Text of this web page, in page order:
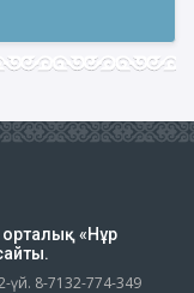
«Нұр
үй. 8-7132-774-349